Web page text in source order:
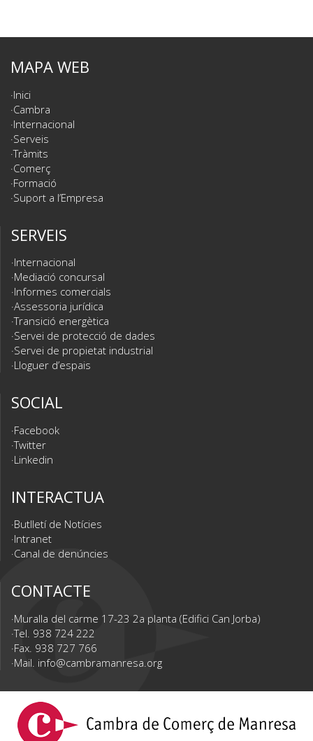
MAPA WEB
Inici
Cambra
Internacional
Serveis
Tràmits
Comerç
Formació
Suport a l’Empresa
SERVEIS
Internacional
Mediació concursal
Informes comercials
Assessoria jurídica
Transició energètica
Servei de protecció de dades
Servei de propietat industrial
Lloguer d’espais
SOCIAL
Facebook
Twitter
Linkedin
INTERACTUA
Butlletí de Notícies
Intranet
Canal de denúncies
CONTACTE
Muralla del carme 17-23 2a planta (Edifici Can Jorba)
Tel. 938 724 222
Fax. 938 727 766
Mail. info@cambramanresa.org